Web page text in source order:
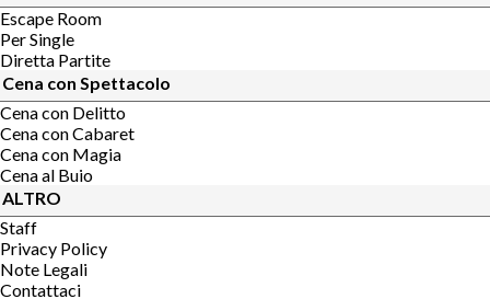
Escape Room
Per Single
Diretta Partite
Cena con Spettacolo
Cena con Delitto
Cena con Cabaret
Cena con Magia
Cena al Buio
ALTRO
Staff
Privacy Policy
Note Legali
Contattaci